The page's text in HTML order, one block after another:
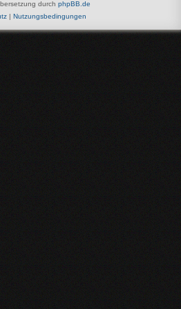
durch phpBB.de
| Nutzungsbedingungen